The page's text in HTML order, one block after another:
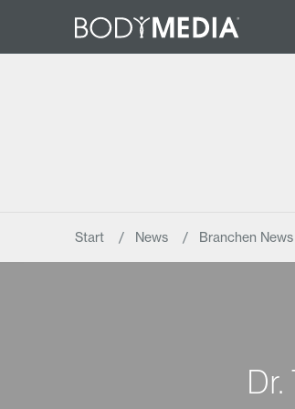
Start News Branchen News